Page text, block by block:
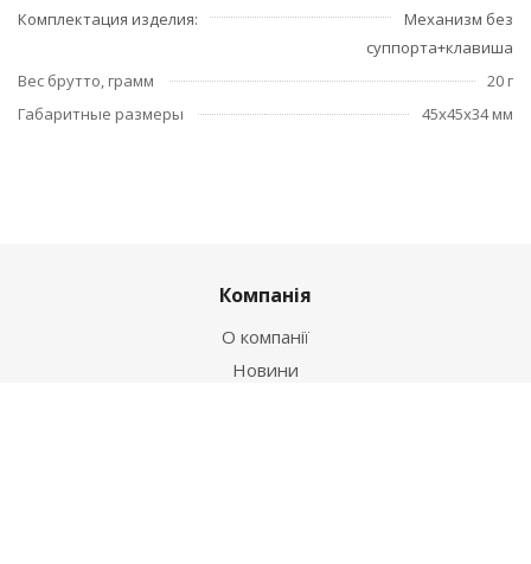
Комплектация изделия
Механизм без
суппорта+клавиша
Вес брутто, грамм
20 г
Габаритные размеры
45x45x34 мм
Компанія
О компанії
Новини